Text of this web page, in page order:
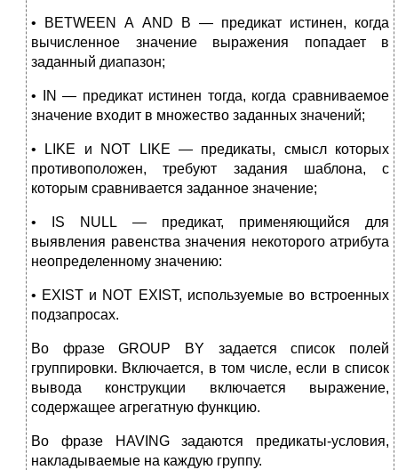
• BETWEEN А AND В — предикат истинен, когда
вычисленное значение выражения попадает в
заданный диапазон;
• IN — предикат истинен тогда, когда сравниваемое
значение входит в множество заданных значений;
• LIKE и NOT LIKE — предикаты, смысл которых
противоположен, требуют задания шаблона, с
которым сравнивается заданное значение;
• IS NULL — предикат, применяющийся для
выявления равенства значения некоторого атрибута
неопределенному значению:
• EXIST и NOT EXIST, используемые во встроенных
подзапросах.
Во фразе GROUP BY задается список полей
группировки. Включается, в том числе, если в список
вывода конструкции включается выражение,
содержащее агрегатную функцию.
Во фразе HAVING задаются предикаты-условия,
накладываемые на каждую группу.